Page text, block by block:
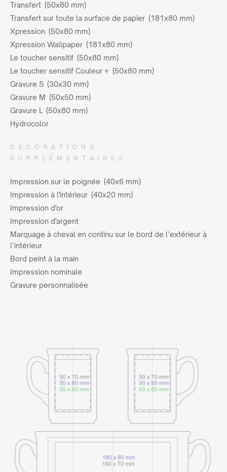
Transfert (50x80 mm)
Transfert sur toute la surface de papier (181x80 mm)
Xpression (50x80 mm)
Xpression Wallpaper (181x80 mm)
Le toucher sensitif (50x80 mm)
Le toucher sensitif Couleur + (50x80 mm)
Gravure S (30x30 mm)
Gravure M (50x50 mm)
Gravure L (50x80 mm)
Hydrocolor
DÉCORATIONS
SUPPLÉMENTAIRES
Impression sur le poignée (40x6 mm)
Impression à l'intérieur (40x20 mm)
Impression d'or
Impression d'argent
Marquage à cheval en continu sur le bord de l’extérieur à
l’intérieur
Bord peint à la main
Impression nominale
Gravure personnalisée